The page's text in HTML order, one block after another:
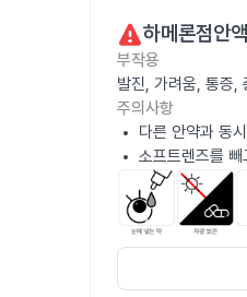
하메론점안
부작용
발진, 가려움, 통증,
주의사항
다른 안약과 동
소프트렌즈를